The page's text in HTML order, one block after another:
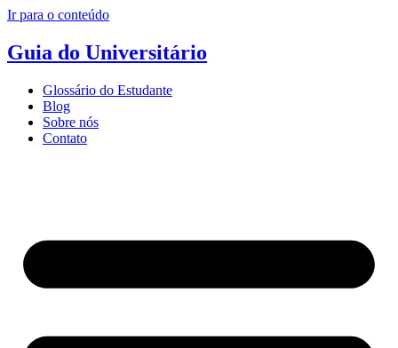
Ir para o conteúdo
Guia do Universitário
Glossário do Estudante
Blog
Sobre nós
Contato